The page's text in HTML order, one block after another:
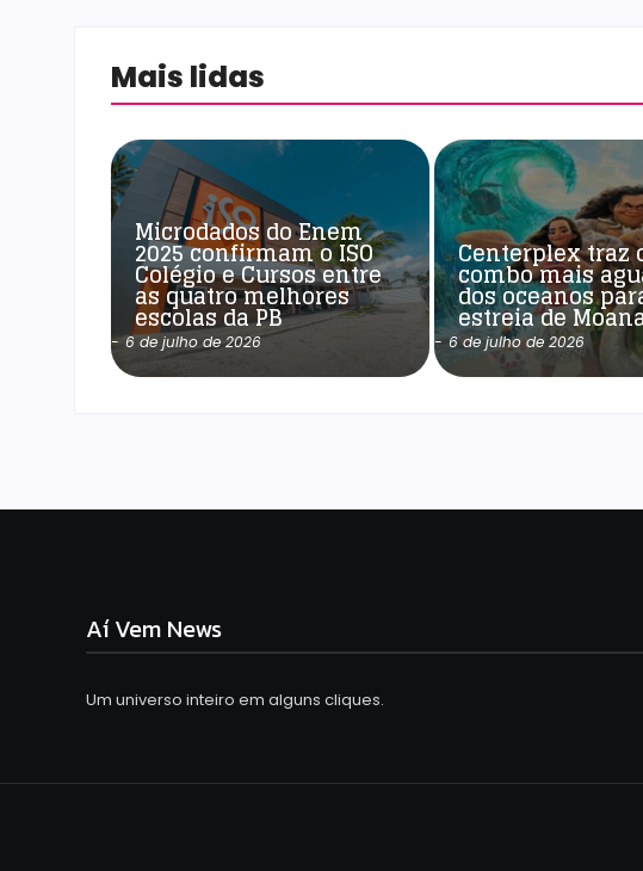
Mais lidas
Microdados do Enem
2025 confirmam o ISO
Colégio e Cursos entre
as quatro melhores
escolas da PB
- 6 de julho de 2026
Centerplex traz
combo mais
dos oceanos
estreia de
- 6 de julho de 2026
Aí Vem News
Um universo inteiro em alguns cliques.